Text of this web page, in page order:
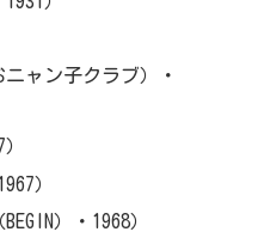
ャン子クラブ）・
）
）・1968）